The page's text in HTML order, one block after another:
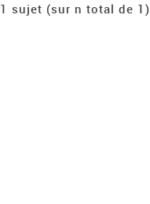
1 sujet (sur n total de 1)